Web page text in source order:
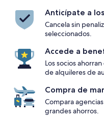
Anticípate a
Cancela sin
seleccionados.
Accede a
Los socios
de alquileres de
Compra de
Compara
grandes ahorros.